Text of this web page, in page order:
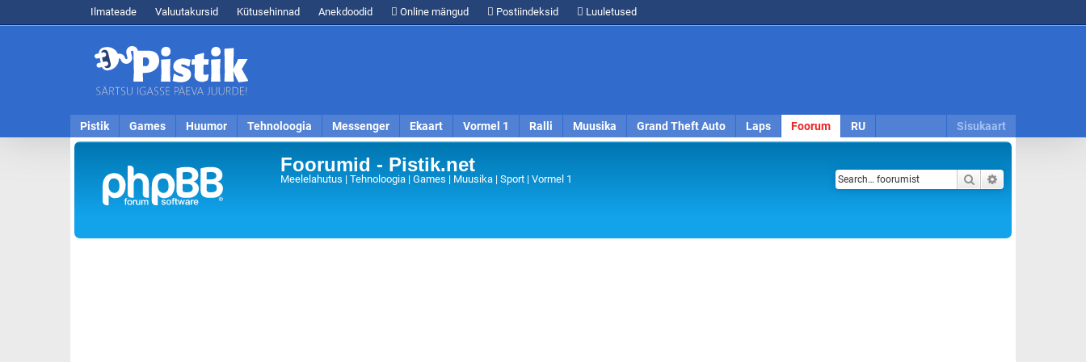
Ilmateade Valuutakursid Kütusehinnad Anekdoodid Online mängud Postiindeksid Luuletused
Pistik Games Huumor Tehnoloogia Messenger Ekaart Vormel 1 Ralli Muusika Grand Theft Auto Laps Foorum RU Sisukaart
Foorumid - Pistik.net
Meelelahutus | Tehnoloogia | Games | Muusika | Sport | Vormel 1 Search